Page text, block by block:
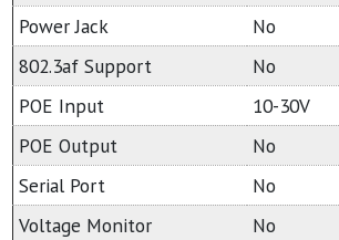
Power Jack
No
802.3af Support
No
POE Input
10-30V
POE Output
No
Serial Port
No
Voltage Monitor
No